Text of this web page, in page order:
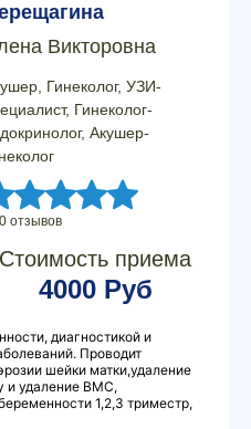
Викторовна
Гинеколог, УЗИ-
Гинеколог-
Акушер-
отзывов
Стоимость приема
4000 Руб
диагностикой и
Проводит
шейки матки,удаление
и удаление ВМС,
1,2,3 триместр,